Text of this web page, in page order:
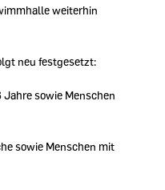
weiterhin
neu festgesetzt:
sowie Menschen
sowie Menschen mit